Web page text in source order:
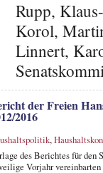
Rupp,
Korol,
Linnert,
der Freien
2016
,
des Berichtes für den
Vorjahr